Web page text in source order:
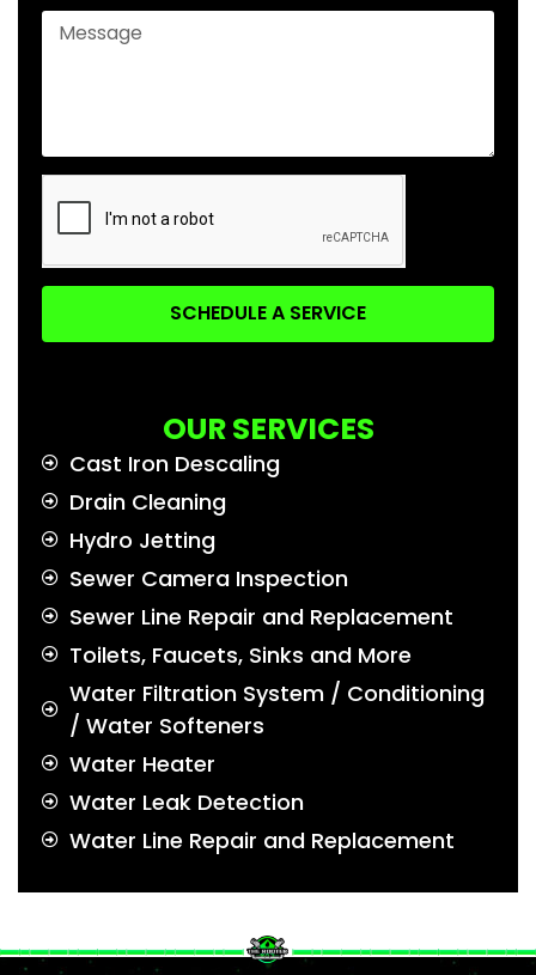
SCHEDULE A SERVICE
OUR SERVICES
Cast Iron Descaling
Drain Cleaning
Hydro Jetting
Sewer Camera Inspection
Sewer Line Repair and Replacement
Toilets, Faucets, Sinks and More
Water Filtration System / Conditioning
/ Water Softeners
Water Heater
Water Leak Detection
Water Line Repair and Replacement